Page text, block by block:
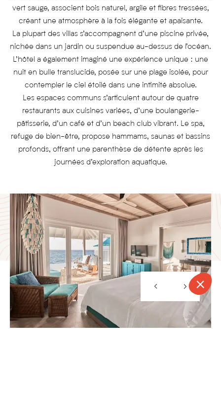
vert sauge, associent bois naturel, argile et fibres tressées,
créant une atmosphère à la fois élégante et apaisante.
La plupart des villas s’accompagnent d’une piscine privée,
nichée dans un jardin ou suspendue au-dessus de l’océan.
L’hôtel a également imaginé une expérience unique : une
nuit en bulle translucide, posée sur une plage isolée, pour
contempler le ciel étoilé dans une intimité absolue.
Les espaces communs s’articulent autour de quatre
restaurants aux cuisines variées, d’une boulangerie-
pâtisserie, d’un café et d’un beach club vibrant. Le spa,
refuge de bien-être, propose hammams, saunas et bassins
profonds, offrant une parenthèse de détente après les
journées d’exploration aquatique.